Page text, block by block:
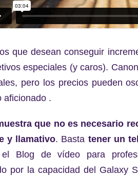
que desean conseguir
especiales (y caros).
pero los precios pueden
aficionado .
que no es necesario
y llamativo. Basta tener un
Blog de ​​vídeo para
por la capacidad del Galaxy